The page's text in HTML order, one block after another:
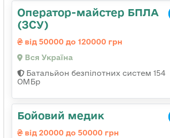
Оператор-майстер БПЛА
(ЗСУ)
від 50000 до 120000 грн
Вся Україна
Батальйон безпілотних систем 154
ОМБр
Бойовий медик
від 20000 до 50000 грн